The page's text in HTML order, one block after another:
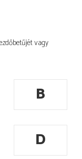
vagy
B
D